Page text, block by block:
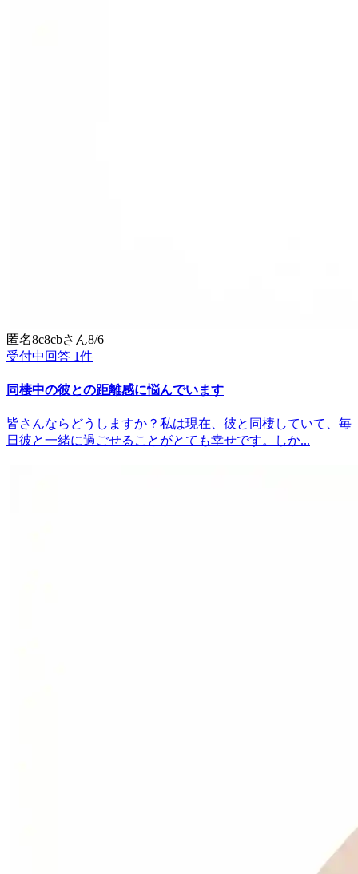
匿名8c8cbさん8/6
受付中 回答 1件
同棲中の彼との距離感に悩んでいます
皆さんならどうしますか？私は現在、彼と同棲していて、毎
日彼と一緒に過ごせることがとても幸せです。しか...